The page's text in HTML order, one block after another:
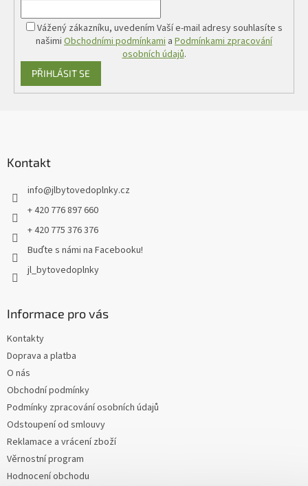
Vážený zákazníku, uvedením Vaší e-mail adresy souhlasíte s
našimi Obchodními podmínkami a Podmínkami zpracování
osobních údajů.
PŘIHLÁSIT SE
Kontakt
info@jlbytovedoplnky.cz
+ 420 776 897 660
+ 420 775 376 376
Buďte s námi na Facebooku!
jl_bytovedoplnky
Informace pro vás
Kontakty
Doprava a platba
O nás
Obchodní podmínky
Podmínky zpracování osobních údajů
Odstoupení od smlouvy
Reklamace a vrácení zboží
Věrnostní program
Hodnocení obchodu